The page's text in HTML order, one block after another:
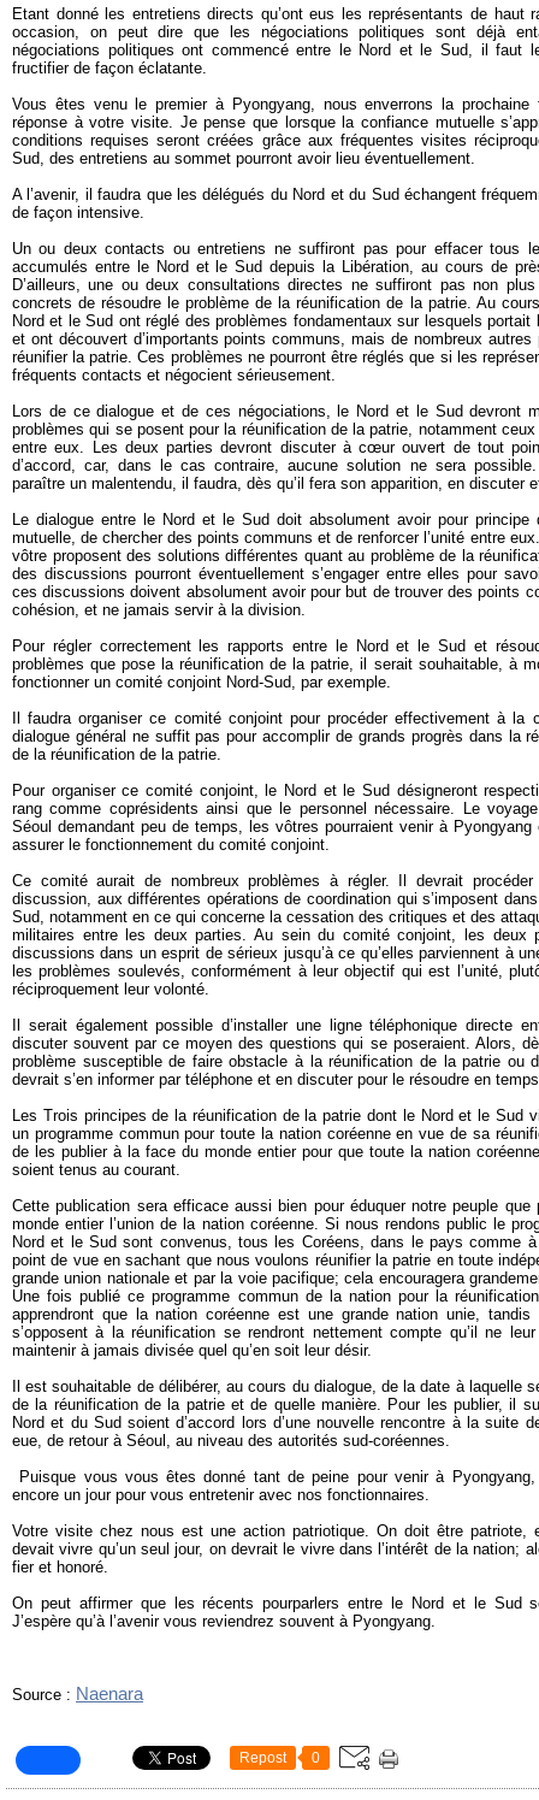
Etant donné les entretiens directs qu’ont eus les représentants de haut
occasion, on peut dire que les négociations politiques sont déjà
négociations politiques ont commencé entre le Nord et le Sud, il faut
fructifier de façon éclatante.
Vous êtes venu le premier à Pyongyang, nous enverrons la
réponse à votre visite. Je pense que lorsque la confiance mutuelle
conditions requises seront créées grâce aux fréquentes visites
Sud, des entretiens au sommet pourront avoir lieu éventuellement.
A l’avenir, il faudra que les délégués du Nord et du Sud échangent
de façon intensive.
Un ou deux contacts ou entretiens ne suffiront pas pour effacer tous
accumulés entre le Nord et le Sud depuis la Libération, au cours de
D’ailleurs, une ou deux consultations directes ne suffiront pas non
concrets de résoudre le problème de la réunification de la patrie. Au
Nord et le Sud ont réglé des problèmes fondamentaux sur lesquels portait
et ont découvert d’importants points communs, mais de nombreux
réunifier la patrie. Ces problèmes ne pourront être réglés que si les
fréquents contacts et négocient sérieusement.
Lors de ce dialogue et de ces négociations, le Nord et le Sud devront
problèmes qui se posent pour la réunification de la patrie, notamment
entre eux. Les deux parties devront discuter à cœur ouvert de tout
d’accord, car, dans le cas contraire, aucune solution ne sera
paraître un malentendu, il faudra, dès qu’il fera son apparition, en discuter
Le dialogue entre le Nord et le Sud doit absolument avoir pour principe
mutuelle, de chercher des points communs et de renforcer l’unité entre
vôtre proposent des solutions différentes quant au problème de la
des discussions pourront éventuellement s’engager entre elles pour
ces discussions doivent absolument avoir pour but de trouver des points
cohésion, et ne jamais servir à la division.
Pour régler correctement les rapports entre le Nord et le Sud et
problèmes que pose la réunification de la patrie, il serait souhaitable, à
fonctionner un comité conjoint Nord-Sud, par exemple.
Il faudra organiser ce comité conjoint pour procéder effectivement à la
dialogue général ne suffit pas pour accomplir de grands progrès dans la
de la réunification de la patrie.
Pour organiser ce comité conjoint, le Nord et le Sud désigneront
rang comme coprésidents ainsi que le personnel nécessaire. Le
Séoul demandant peu de temps, les vôtres pourraient venir à
assurer le fonctionnement du comité conjoint.
Ce comité aurait de nombreux problèmes à régler. Il devrait
discussion, aux différentes opérations de coordination qui s’imposent
Sud, notamment en ce qui concerne la cessation des critiques et des
militaires entre les deux parties. Au sein du comité conjoint, les deux
discussions dans un esprit de sérieux jusqu’à ce qu’elles parviennent à
les problèmes soulevés, conformément à leur objectif qui est l’unité,
réciproquement leur volonté.
Il serait également possible d’installer une ligne téléphonique directe
discuter souvent par ce moyen des questions qui se poseraient. Alors,
problème susceptible de faire obstacle à la réunification de la patrie ou
devrait s’en informer par téléphone et en discuter pour le résoudre en
Les Trois principes de la réunification de la patrie dont le Nord et le Sud
un programme commun pour toute la nation coréenne en vue de sa
de les publier à la face du monde entier pour que toute la nation
soient tenus au courant.
Cette publication sera efficace aussi bien pour éduquer notre peuple que
monde entier l’union de la nation coréenne. Si nous rendons public le
Nord et le Sud sont convenus, tous les Coréens, dans le pays comme à
point de vue en sachant que nous voulons réunifier la patrie en toute
grande union nationale et par la voie pacifique; cela encouragera
Une fois publié ce programme commun de la nation pour la
apprendront que la nation coréenne est une grande nation unie,
s’opposent à la réunification se rendront nettement compte qu’il ne
maintenir à jamais divisée quel qu’en soit leur désir.
Il est souhaitable de délibérer, au cours du dialogue, de la date à laquelle
de la réunification de la patrie et de quelle manière. Pour les publier, il
Nord et du Sud soient d’accord lors d’une nouvelle rencontre à la suite
eue, de retour à Séoul, au niveau des autorités sud-coréennes.
Puisque vous vous êtes donné tant de peine pour venir à
encore un jour pour vous entretenir avec nos fonctionnaires.
Votre visite chez nous est une action patriotique. On doit être patriote,
devait vivre qu’un seul jour, on devrait le vivre dans l’intérêt de la nation;
fier et honoré.
On peut affirmer que les récents pourparlers entre le Nord et le Sud
J’espère qu’à l’avenir vous reviendrez souvent à Pyongyang.
Source : Naenara
Repost 0